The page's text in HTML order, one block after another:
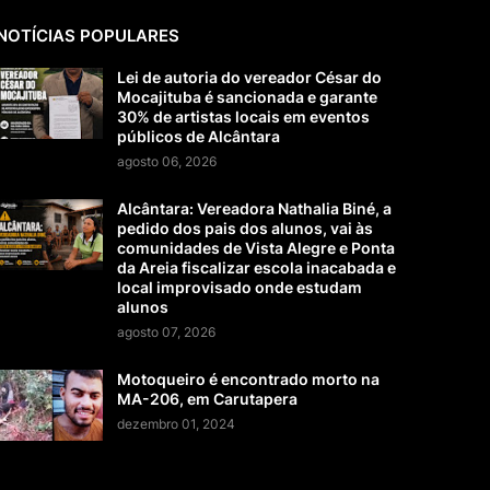
POPULARES
Lei de autoria do vereador César do
Mocajituba é sancionada e garante
30% de artistas locais em eventos
públicos de Alcântara
agosto 06, 2026
Alcântara: Vereadora Nathalia Biné, a
pedido dos pais dos alunos, vai às
comunidades de Vista Alegre e Ponta
da Areia fiscalizar escola inacabada e
local improvisado onde estudam
alunos
agosto 07, 2026
Motoqueiro é encontrado morto na
MA-206, em Carutapera
dezembro 01, 2024